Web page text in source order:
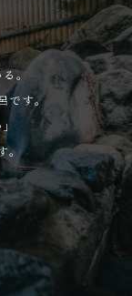
。
です。
。